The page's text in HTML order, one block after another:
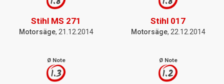
Stihl MS 271
Motorsäge, 21.12.2014
Stihl 017
Motorsäge, 22.12.2014
Ø Note
1.3
Ø Note
1.2